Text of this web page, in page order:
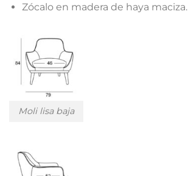
Zócalo en madera de haya maciza.
Moli lisa baja